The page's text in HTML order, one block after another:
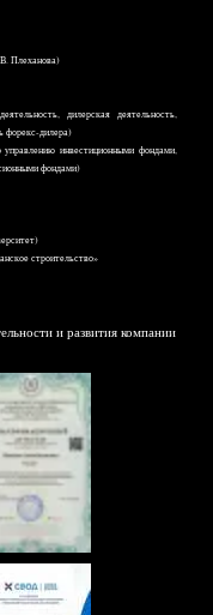
Плеханова)
дилерская деятельность,
форекс-дилера)
инвестиционными фондами,
фондами)
строительство»
и развития компании